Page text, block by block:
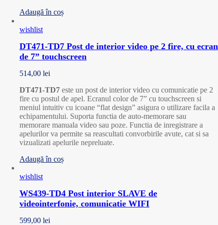
Adaugă în coș
wishlist
DT471-TD7 Post de interior video pe 2 fire, cu ecran
de 7” touchscreen
514,00 lei
DT471-TD7 este un post de interior video cu comunicatie pe 2
fire cu postul de apel. Ecranul color de 7” cu touchscreen si
meniul intuitiv cu icoane “flat design” asigura o utilizare facila a
echipamentului. Suporta functia de auto-memorare sau
memorare manuala video sau poze. Functia de inregistrare a
apelurilor va permite sa reascultati convorbirile avute, cat si sa
vizualizati apelurile nepreluate.
Adaugă în coș
wishlist
WS439-TD4 Post interior SLAVE de
videointerfonie, comunicatie WIFI
599,00 lei